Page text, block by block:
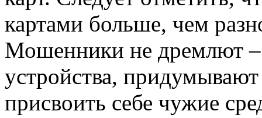
картами больше, чем
Мошенники не дремлют –
устройства,
присвоить себе чужие